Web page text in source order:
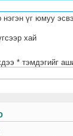
үг юмуу
хай
* тэмдэгийг